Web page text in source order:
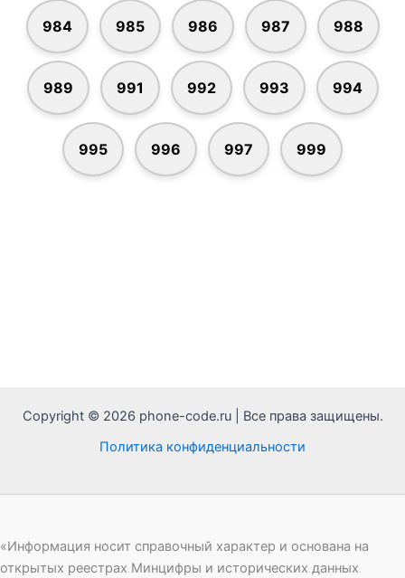
984 985 986 987 988
989 991 992 993 994
995 996 997 999
Copyright © 2026 phone-code.ru | Все права защищены.
Политика конфиденциальности
«Информация носит справочный характер и основана на
открытых реестрах Минцифры и исторических данных